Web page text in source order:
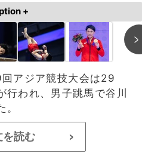
+
アジア競技大会は29
行われ、男子跳馬で谷川
を読む >